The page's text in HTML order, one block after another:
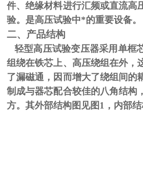
件、绝缘材料进行汇频或直流高
验。是高压试验中*的重要设备。
二、产品结构
轻型高压试验变压器采用单框
组绕在铁芯上、高压绕组在外，
了漏磁通，因而增大了绕组间的
制成与器芯配合较佳的八角结构
方。其外部结构图见图1 ，内部